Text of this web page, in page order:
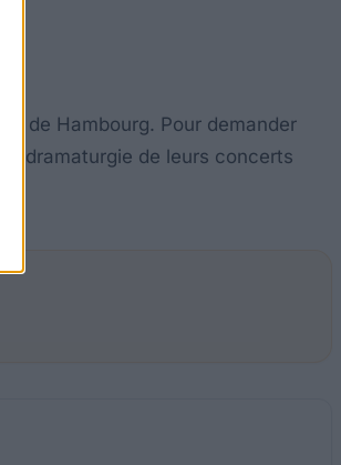
de Hambourg. Pour demander
dramaturgie de leurs concerts